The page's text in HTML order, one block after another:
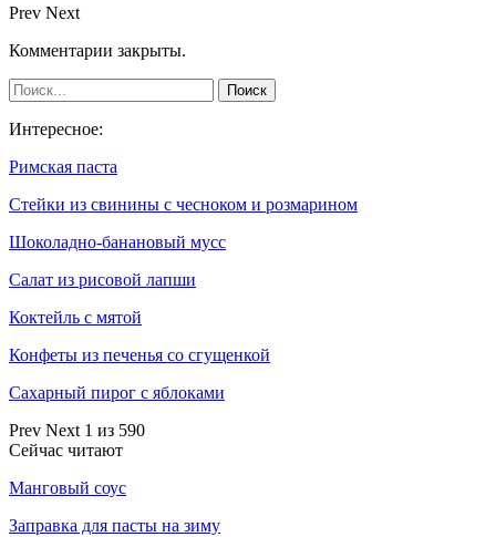
Prev Next
Комментарии закрыты.
Интересное:
Римская паста
Стейки из свинины с чесноком и розмарином
Шоколадно-банановый мусс
Салат из рисовой лапши
Коктейль с мятой
Конфеты из печенья со сгущенкой
Сахарный пирог с яблоками
Prev Next 1 из 590
Сейчас читают
Манговый соус
Заправка для пасты на зиму